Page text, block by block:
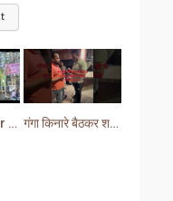
The old sewer line has become a problem for the people. Sewer water is entering people's houses. गंगा किनारे बैठकर शराब पीना युवक को पड़ा भारी लोगों ने सिखा दी मर्यादा